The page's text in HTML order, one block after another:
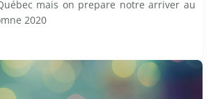
mais on prepare notre arriver au
2020